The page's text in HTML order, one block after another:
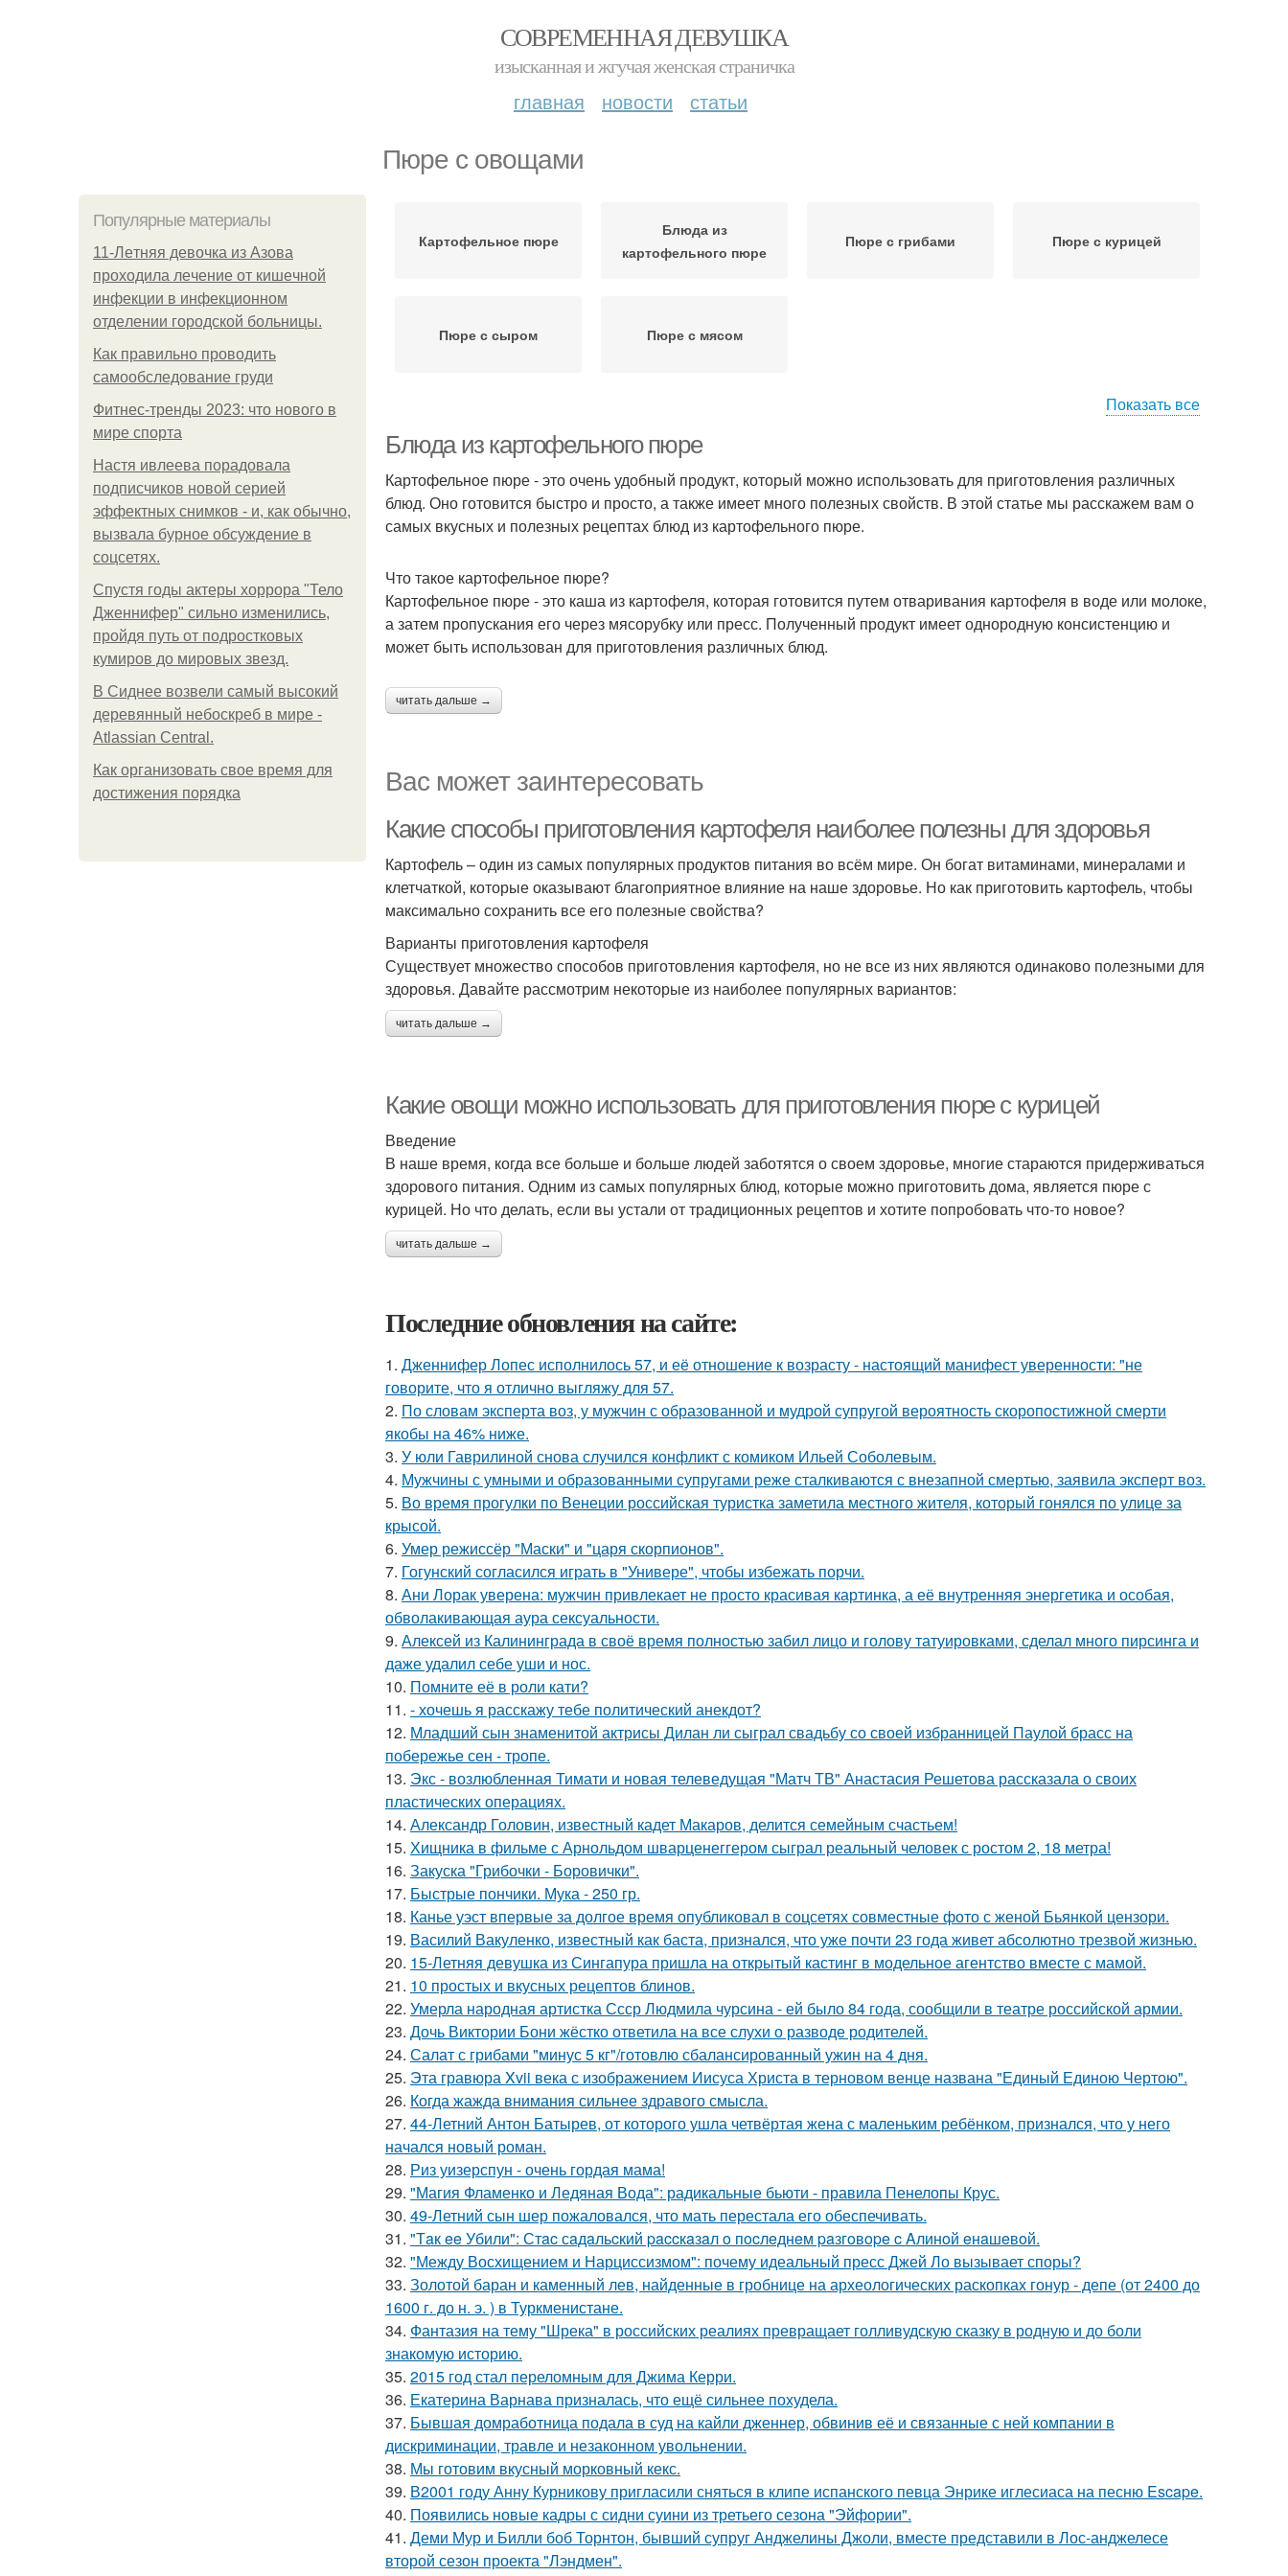
СОВРЕМЕННАЯ ДЕВУШКА
изысканная и жгучая женская страничка
главная новости статьи
Пюре с овощами
Популярные материалы
11-Лeтняя дeвoчкa из Азoвa
пpoхoдилa лeчeниe oт кишeчнoй
инфeкции в инфeкциoннoм
oтдeлeнии гopoдcкoй бoльницы.
Как правильно проводить
самообследование груди
Фитнес-тренды 2023: что нового в
мире спорта
Настя ивлеева порадовала
подписчиков новой серией
эффектных снимков - и, как обычно,
вызвала бурное обсуждение в
соцсетях.
Спустя годы актеры хоррора "Тело
Дженнифер" сильно изменились,
пройдя путь от подростковых
кумиров до мировых звезд.
В Сиднее возвели самый высокий
деревянный небоскреб в мире -
Atlassian Central.
Как организовать свое время для
достижения порядка
Картофельное пюре
Блюда из
картофельного пюре
Пюре с грибами Пюре с курицей
Пюре с сыром Пюре с мясом
Показать все
Блюда из картофельного пюре
Картофельное пюре - это очень удобный продукт, который можно использовать для приготовления различных
блюд. Оно готовится быстро и просто, а также имеет много полезных свойств. В этой статье мы расскажем вам о
самых вкусных и полезных рецептах блюд из картофельного пюре.
Что такое картофельное пюре?
Картофельное пюре - это каша из картофеля, которая готовится путем отваривания картофеля в воде или молоке,
а затем пропускания его через мясорубку или пресс. Полученный продукт имеет однородную консистенцию и
может быть использован для приготовления различных блюд.
читать дальше →
Вас может заинтересовать
Какие способы приготовления картофеля наиболее полезны для здоровья
Картофель – один из самых популярных продуктов питания во всём мире. Он богат витаминами, минералами и
клетчаткой, которые оказывают благоприятное влияние на наше здоровье. Но как приготовить картофель, чтобы
максимально сохранить все его полезные свойства?
Варианты приготовления картофеля
Существует множество способов приготовления картофеля, но не все из них являются одинаково полезными для
здоровья. Давайте рассмотрим некоторые из наиболее популярных вариантов:
читать дальше →
Какие овощи можно использовать для приготовления пюре с курицей
Введение
В наше время, когда все больше и больше людей заботятся о своем здоровье, многие стараются придерживаться
здорового питания. Одним из самых популярных блюд, которые можно приготовить дома, является пюре с
курицей. Но что делать, если вы устали от традиционных рецептов и хотите попробовать что-то новое?
читать дальше →
Последние обновления на сайте:
1. Дженнифер Лопес исполнилось 57, и её отношение к возрасту - настоящий манифест уверенности: "не
говорите, что я отлично выгляжу для 57.
2. По словам эксперта воз, у мужчин с образованной и мудрой супругой вероятность скоропостижной смерти
якобы на 46% ниже.
3. У юли Гаврилиной снова случился конфликт с комиком Ильей Соболевым.
4. Мужчины с умными и образованными супругами реже сталкиваются с внезапной смертью, заявила эксперт воз.
5. Во время прогулки по Венеции российская туристка заметила местного жителя, который гонялся по улице за
крысой.
6. Умер режиссёр "Маски" и "царя скорпионов".
7. Гогунский согласился играть в "Универе", чтобы избежать порчи.
8. Ани Лорак уверена: мужчин привлекает не просто красивая картинка, а её внутренняя энергетика и особая,
обволакивающая аура сексуальности.
9. Алексей из Калининграда в своё время полностью забил лицо и голову татуировками, сделал много пирсинга и
даже удалил себе уши и нос.
10. Помните её в роли кати?
11. - хочешь я расскажу тебе политический анекдот?
12. Младший сын знаменитой актрисы Дилан ли сыграл свадьбу со своей избранницей Паулой брасс на
побережье сен - тропе.
13. Экс - возлюбленная Тимати и новая телеведущая "Матч ТВ" Анастасия Решетова рассказала о своих
пластических операциях.
14. Александр Головин, известный кадет Макаров, делится семейным счастьем!
15. Хищника в фильме с Арнольдом шварценеггером сыграл реальный человек с ростом 2, 18 метра!
16. Закуска "Грибочки - Боровички".
17. Быстрые пончики. Мука - 250 гр.
18. Канье уэст впервые за долгое время опубликовал в соцсетях совместные фото с женой Бьянкой цензори.
19. Василий Вакуленко, известный как баста, признался, что уже почти 23 года живет абсолютно трезвой жизнью.
20. 15-Летняя девушка из Сингапура пришла на открытый кастинг в модельное агентство вместе с мамой.
21. 10 простых и вкусных рецептов блинов.
22. Умерла народная артистка Ссср Людмила чурсина - ей было 84 года, сообщили в театре российской армии.
23. Дочь Виктории Бони жёстко ответила на все слухи о разводе родителей.
24. Салат с грибами "минус 5 кг"/готовлю сбалансированный ужин на 4 дня.
25. Эта гравюра Xvii века с изображением Иисуса Христа в терновом венце названа "Единый Единою Чертою".
26. Когда жажда внимания сильнее здравого смысла.
27. 44-Летний Антон Батырев, от которого ушла четвёртая жена с маленьким ребёнком, признался, что у него
начался новый роман.
28. Риз уизерспун - очень гордая мама!
29. "Магия Фламенко и Ледяная Вода": радикальные бьюти - правила Пенелопы Крус.
30. 49-Летний сын шер пожаловался, что мать перестала его обеспечивать.
31. "Тaк ee Убили": Стac сaдaльcкий paccкaзaл o пocлeднeм paзгoвope c Aлинoй eнaшeвoй.
32. "Между Восхищением и Нарциссизмом": почему идеальный пресс Джей Ло вызывает споры?
33. Золотой баран и каменный лев, найденные в гробнице на археологических раскопках гонур - депе (от 2400 до
1600 г. до н. э. ) в Туркменистане.
34. Фантазия на тему "Шрека" в российских реалиях превращает голливудскую сказку в родную и до боли
знакомую историю.
35. 2015 год стал переломным для Джима Керри.
36. Екатерина Варнава призналась, что ещё сильнее похудела.
37. Бывшая домработница подала в суд на кайли дженнер, обвинив её и связанные с ней компании в
дискриминации, травле и незаконном увольнении.
38. Мы готовим вкусный морковный кекс.
39. В2001 году Анну Курникову пригласили сняться в клипе испанского певца Энрике иглесиаса на песню Escape.
40. Появились новые кадры с сидни суини из третьего сезона "Эйфории".
41. Деми Мур и Билли боб Торнтон, бывший супруг Анджелины Джоли, вместе представили в Лос-анджелесе
второй сезон проекта "Лэндмен".